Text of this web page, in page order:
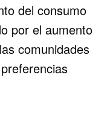
del consumo
por el aumento
comunidades